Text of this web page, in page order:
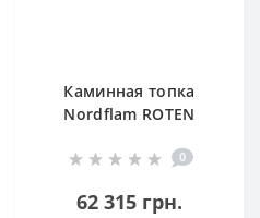
Каминная топка
Nordflam ROTEN
0
62 315 грн.